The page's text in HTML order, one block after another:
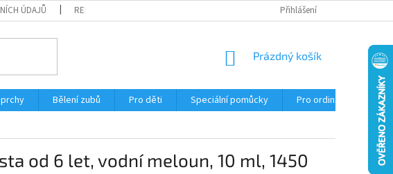
ÚDAJŮ REKLAMACE Přihlášení
NÁKUPNÍ
Prázdný košík
Bělení zubů Pro děti Speciální pomůcky Pro ordinace
od 6 let, vodní meloun, 10 ml, 1450